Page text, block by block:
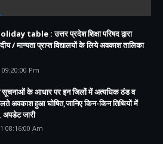
table : उत्तर प्रदेश शिक्षा परिषद द्वारा
/ मान्यता प्राप्त विद्यालयों के लिये अवकाश तालिका
Pm
सूचनाओं के आधार पर इन जिलों में अत्यधिक ठंड व
अवकाश हुआ घोषित,जानिए किन-किन तिथियों में
अपडेट जारी
08:16:00 Am